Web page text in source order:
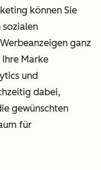
können Sie
ganz
Marke
und
dabei,
gewünschten
für